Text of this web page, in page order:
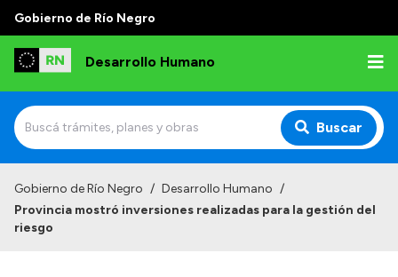
Gobierno de Río Negro
Desarrollo Humano
Buscar
Institucional
Gobierno de Río Negro / Desarrollo Humano /
Provincia mostró inversiones realizadas para la gestión del
riesgo